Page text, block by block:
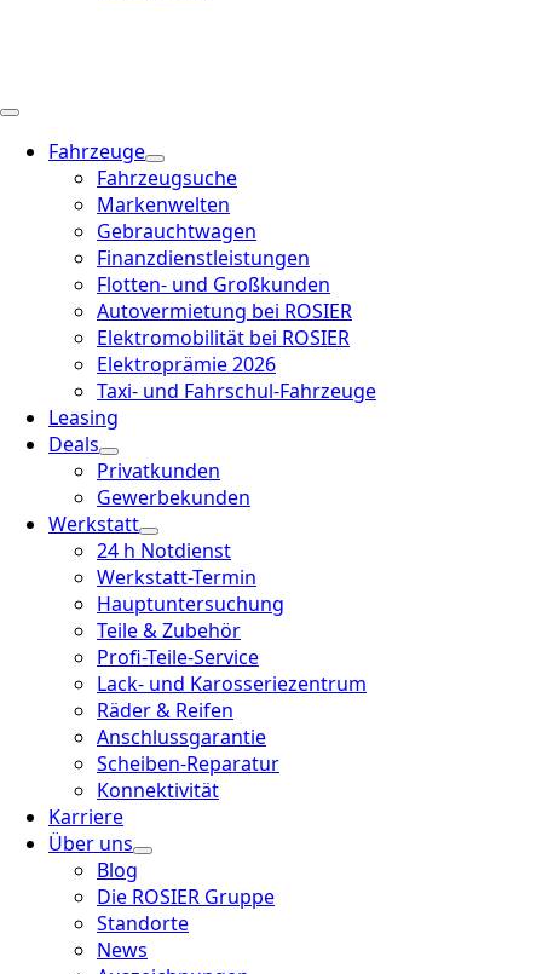
Fahrzeuge
Fahrzeugsuche
Markenwelten
Gebrauchtwagen
Finanzdienstleistungen
Flotten- und Großkunden
Autovermietung bei ROSIER
Elektromobilität bei ROSIER
Elektroprämie 2026
Taxi- und Fahrschul-Fahrzeuge
Leasing
Deals
Privatkunden
Gewerbekunden
Werkstatt
24 h Notdienst
Werkstatt-Termin
Hauptuntersuchung
Teile & Zubehör
Profi-Teile-Service
Lack- und Karosseriezentrum
Räder & Reifen
Anschlussgarantie
Scheiben-Reparatur
Konnektivität
Karriere
Über uns
Blog
Die ROSIER Gruppe
Standorte
News